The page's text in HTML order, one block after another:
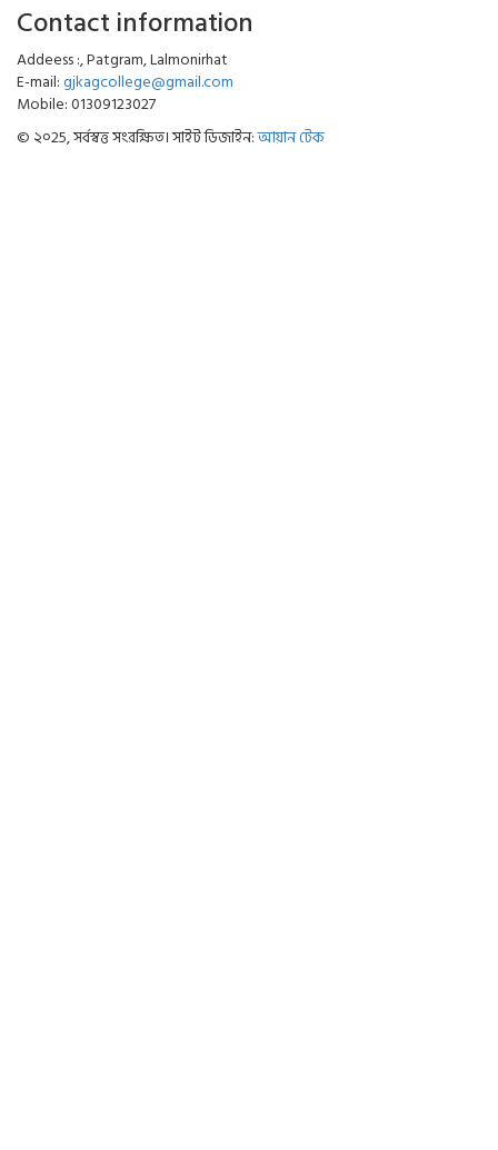
Contact information
Addeess :, Patgram, Lalmonirhat
E-mail:gjkagcollege@gmail.com
Mobile: 01309123027
© ২০25, সর্বস্বত্ত সংরক্ষিত। সাইট ডিজাইন:আয়ান টেক